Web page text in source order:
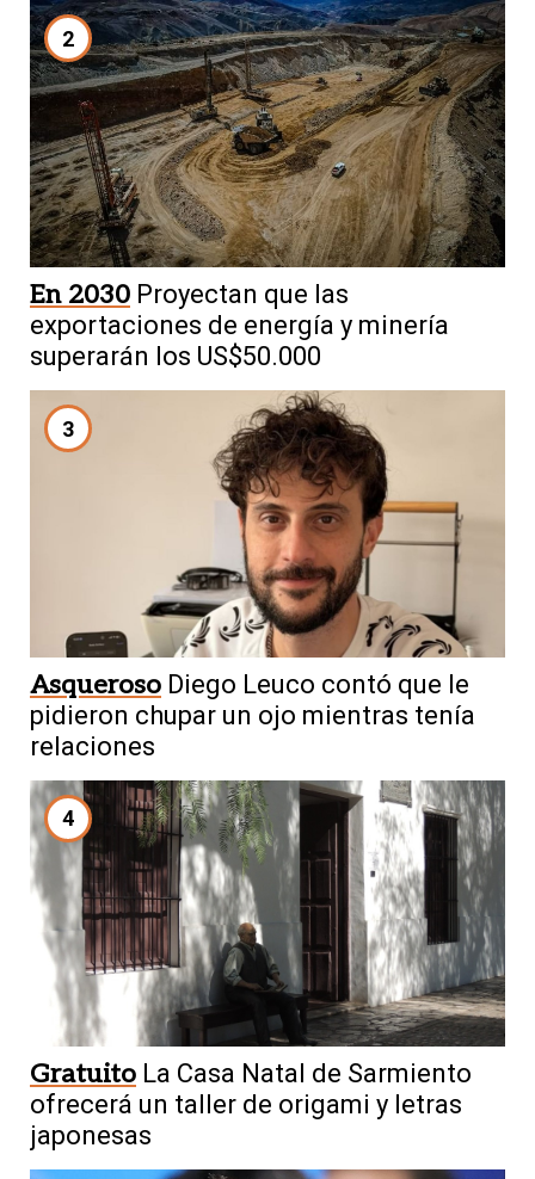
2
En 2030 Proyectan que las
exportaciones de energía y minería
superarán los US$50.000
3
Asqueroso Diego Leuco contó que le
pidieron chupar un ojo mientras tenía
relaciones
4
Gratuito La Casa Natal de Sarmiento
ofrecerá un taller de origami y letras
japonesas